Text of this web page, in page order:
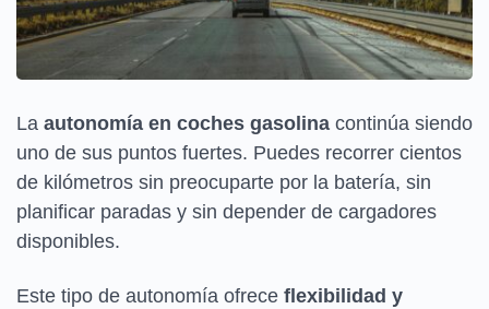
La autonomía en coches gasolina continúa siendo
uno de sus puntos fuertes. Puedes recorrer cientos
de kilómetros sin preocuparte por la batería, sin
planificar paradas y sin depender de cargadores
disponibles.
Este tipo de autonomía ofrece flexibilidad y